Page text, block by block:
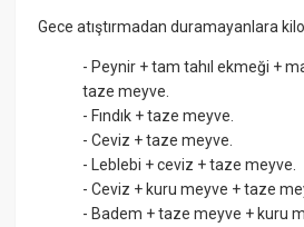
Gece atıştırmadan duramayanlara
- Peynir + tam tahıl ekmeği +
taze meyve.
- Fındık + taze meyve.
- Ceviz + taze meyve.
- Leblebi + ceviz + taze meyve.
- Ceviz + kuru meyve + taze
- Badem + taze meyve + kuru